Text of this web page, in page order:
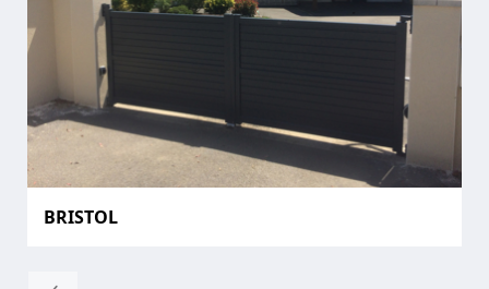
BRISTOL